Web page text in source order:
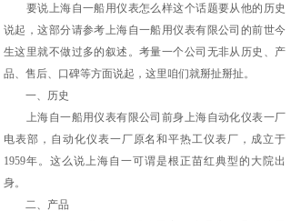
要说上海自一船用仪表怎么样这个话题要从他的历史
说起，这部分请参考上海自一船用仪表有限公司的前世今
生这里就不做过多的叙述。考量一个公司无非从历史、产
品、售后、口碑等方面说起，这里咱们就掰扯掰扯。
一、历史
上海自一船用仪表有限公司前身上海自动化仪表一厂
电表部，自动化仪表一厂原名和平热工仪表厂，成立于
1959年。这么说上海自一可谓是根正苗红典型的大院出
身。
二、产品